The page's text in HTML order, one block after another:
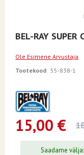
Skip
to
beginning
of
gallery
BEL-RAY SUPER
Ole Esimene Arvustaja
Tootekood 55-838-1
15,00 €
Saadame